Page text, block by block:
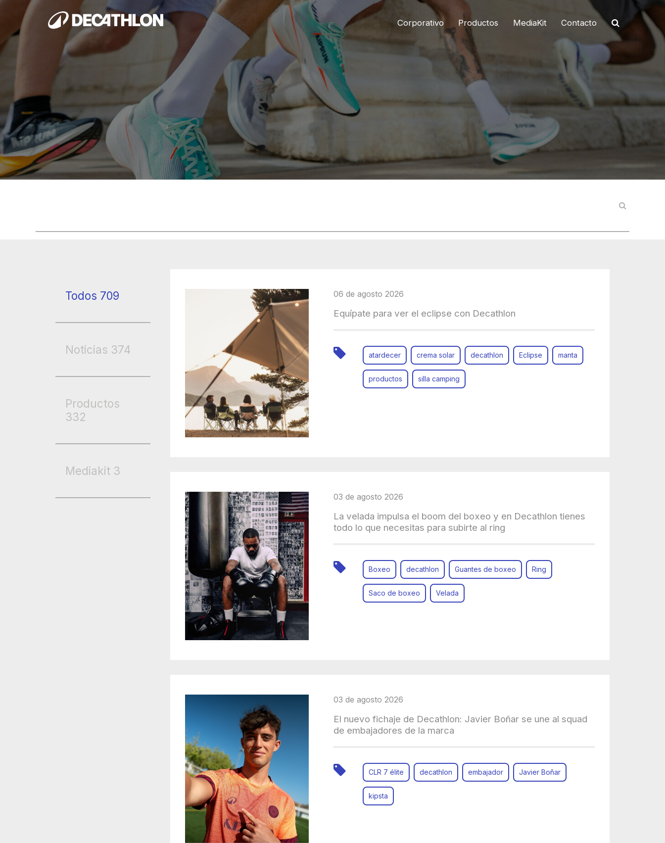
Corporativo Productos MediaKit Contacto
Todos 709
Noticias 374
Productos
332
Mediakit 3
06 de agosto 2026
Equípate para ver el eclipse con Decathlon
atardecer crema solar decathlon Eclipse manta
productos silla camping
03 de agosto 2026
La velada impulsa el boom del boxeo y en Decathlon tienes
todo lo que necesitas para subirte al ring
Boxeo decathlon Guantes de boxeo Ring
Saco de boxeo Velada
03 de agosto 2026
El nuevo fichaje de Decathlon: Javier Boñar se une al squad
de embajadores de la marca
CLR 7 élite decathlon embajador Javier Boñar
kipsta